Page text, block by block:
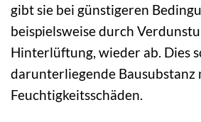
gibt sie bei günstigeren
beispielsweise durch
Hinterlüftung, wieder ab. Dies
darunterliegende Bausubstanz
Feuchtigkeitsschäden.